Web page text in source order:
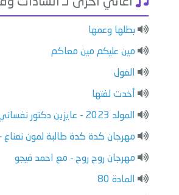
بطلها وعمها
مين عليكم مين معاكم
الغول
أخدت لفتها
المولد 2023 - عايزين دكتور نفساني
مهرجان كدة كدة طالبة لمون نعناع
مهرجان روح روح - مع احمد فيجو
المادة 80